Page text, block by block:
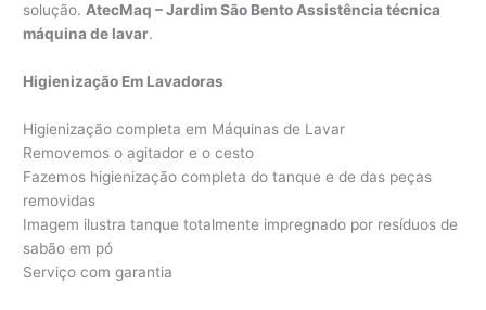
solução.AtecMaq – Jardim São Bento Assistência técnica
máquina de lavar.
Higienização Em Lavadoras
Higienização completa em Máquinas de Lavar
Removemos o agitador e o cesto
Fazemos higienização completa do tanque e de das peças
removidas
Imagem ilustra tanque totalmente impregnado por resíduos de
sabão em pó
Serviço com garantia